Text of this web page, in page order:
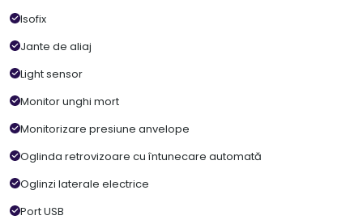
Isofix
Jante de aliaj
Light sensor
Monitor unghi mort
Monitorizare presiune anvelope
Oglinda retrovizoare cu întunecare automată
Oglinzi laterale electrice
Port USB